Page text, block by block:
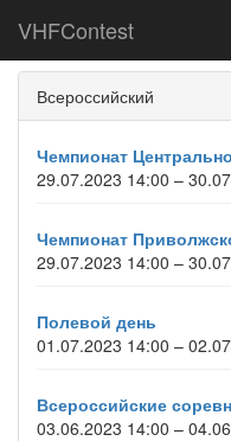
VHFContest
Всероссийский
Чемпионат
29.07.2023 14:00 –
Чемпионат
29.07.2023 14:00 –
Полевой день
01.07.2023 14:00 –
Всероссийские
03.06.2023 14:00 –